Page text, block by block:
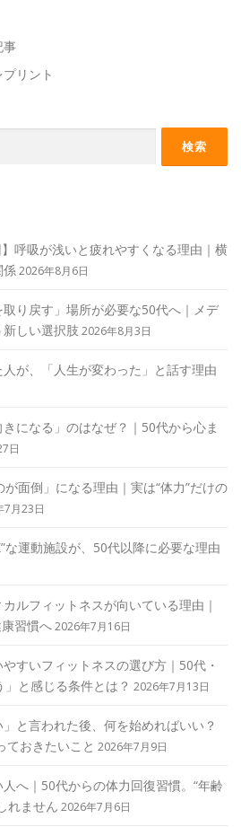
事
リント
呼吸が浅いと疲れやすくなる理由｜横
係2026年8月6日
取り戻す」場所が必要な50代へ｜メデ
しい選択肢 2026年8月3日
が、「人生が変わった」と話す理由
になる」のはなぜ？｜50代から心ま
日
面倒」になる理由｜実は“体力”だけの
7月23日
な運動施設が、50代以降に必要な理由
ルフィットネスが向いている理由｜
習慣へ2026年7月16日
すいフィットネスの選び方｜50代・
と感じる条件とは？ 2026年7月13日
と言われた後、何を始めればいい？
ておきたいこと 2026年7月9日
へ｜50代からの体力回復習慣。“年齢
れません 2026年7月6日